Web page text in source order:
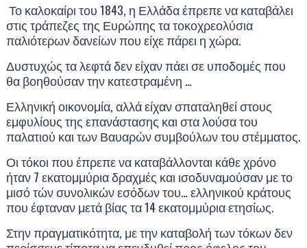
Το καλοκαίρι του 1843, η Ελλάδα έπρεπε να καταβάλει
στις τράπεζες της Ευρώπης τα τοκοχρεολύσια
παλιότερων δανείων που είχε πάρει η χώρα.
Δυστυχώς τα λεφτά δεν είχαν πάει σε υποδομές που
θα βοηθούσαν την κατεστραμένη …
Ελληνική οικονομία, αλλά είχαν σπαταληθεί στους
εμφυλίους της επανάστασης και στα λούσα του
παλατιού και των Βαυαρών συμβούλων του στέμματος.
Οι τόκοι που έπρεπε να καταβάλλονται κάθε χρόνο
ήταν 7 εκατομμύρια δραχμές και ισοδυναμούσαν με το
μισό τών συνολικών εσόδων του… ελληνικού κράτους
που έφταναν μετά βίας τα 14 εκατομμύρια ετησίως.
Στην πραγματικότητα, με την καταβολή των τόκων δεν